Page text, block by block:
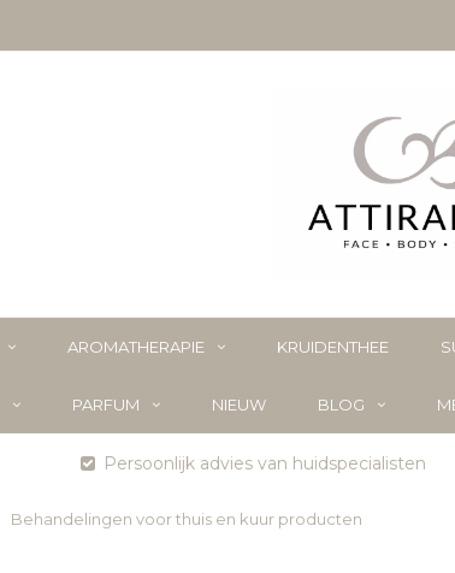
AROMATHERAPIE KRUIDENTHEE
PARFUM NIEUW BLOG
Persoonlijk advies van huidspecialisten
Behandelingen voor thuis en kuur producten